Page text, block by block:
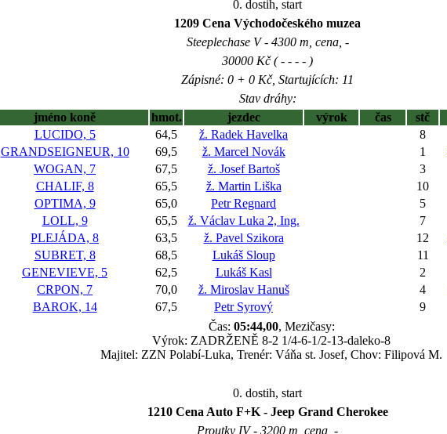
0. dostih, start
1209 Cena Východočeského muzea
Steeplechase V - 4300 m, cena, -
30000 Kč ( - - - - )
Zápisné: 0 + 0 Kč, Startujících: 11
Stav dráhy:
jméno koně hmot. jezdec výrok čas stč
LUCIDO, 5 64,5 ž. Radek Havelka 8
GRANDSEIGNEUR, 10 69,5 ž. Marcel Novák 1
WOGAN, 7 67,5 ž. Josef Bartoš 3
CHALIF, 8 65,5 ž. Martin Liška 10
OPTIMA, 9 65,0 Petr Regnard 5
LOLL, 9 65,5 ž. Václav Luka 2, Ing. 7
PLEJÁDA, 8 63,5 ž. Pavel Szikora 12
SUBRET, 8 68,5 Lukáš Sloup 11
GENEVIEVE, 5 62,5 Lukáš Kasl 2
CRPON, 7 70,0 ž. Miroslav Hanuš 4
BAROK, 14 67,5 Petr Syrový 9
Čas: 05:44,00, Mezičasy:
Výrok: ZADRŽENĚ 8-2 1/4-6-1/2-13-daleko-8
Majitel: ZZN Polabí-Luka, Trenér: Váňa st. Josef, Chov: Filipová M.
0. dostih, start
1210 Cena Auto F+K - Jeep Grand Cherokee
Proutky IV - 3200 m, cena, -